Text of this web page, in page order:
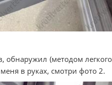
обнаружил (методом
в руках, смотри фото 2.